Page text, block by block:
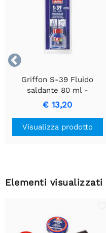

Griffon S-39 Fluido
saldante 80 ml -
Soluzione per legare il
rame
€ 13,20
Visualizza prodotto
Elementi visualizzati